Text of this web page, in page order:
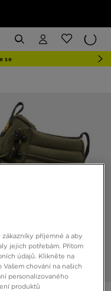
se
příjemné a aby
jejich potřebám. Přitom
údajů. Klikněte na
chování na našich
personalizovaného
produktů